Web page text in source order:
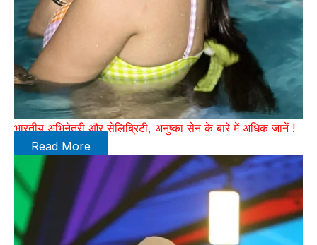
भारतीय अभिनेत्री और सेलिब्रिटी, अनुष्का सेन के बारे में अधिक जानें !
Read More